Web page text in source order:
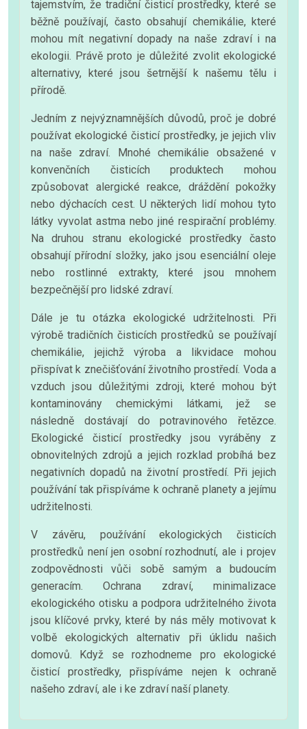
tajemstvím, že tradiční čisticí prostředky, které se
běžně používají, často obsahují chemikálie, které
mohou mít negativní dopady na naše zdraví i na
ekologii. Právě proto je důležité zvolit ekologické
alternativy, které jsou šetrnější k našemu tělu i
přírodě.
Jedním z nejvýznamnějších důvodů, proč je dobré
používat ekologické čisticí prostředky, je jejich vliv
na naše zdraví. Mnohé chemikálie obsažené v
konvenčních čisticích produktech mohou
způsobovat alergické reakce, dráždění pokožky
nebo dýchacích cest. U některých lidí mohou tyto
látky vyvolat astma nebo jiné respirační problémy.
Na druhou stranu ekologické prostředky často
obsahují přírodní složky, jako jsou esenciální oleje
nebo rostlinné extrakty, které jsou mnohem
bezpečnější pro lidské zdraví.
Dále je tu otázka ekologické udržitelnosti. Při
výrobě tradičních čisticích prostředků se používají
chemikálie, jejichž výroba a likvidace mohou
přispívat k znečišťování životního prostředí. Voda a
vzduch jsou důležitými zdroji, které mohou být
kontaminovány chemickými látkami, jež se
následně dostávají do potravinového řetězce.
Ekologické čisticí prostředky jsou vyráběny z
obnovitelných zdrojů a jejich rozklad probíhá bez
negativních dopadů na životní prostředí. Při jejich
používání tak přispíváme k ochraně planety a jejímu
udržitelnosti.
V závěru, používání ekologických čisticích
prostředků není jen osobní rozhodnutí, ale i projev
zodpovědnosti vůči sobě samým a budoucím
generacím. Ochrana zdraví, minimalizace
ekologického otisku a podpora udržitelného života
jsou klíčové prvky, které by nás měly motivovat k
volbě ekologických alternativ při úklidu našich
domovů. Když se rozhodneme pro ekologické
čisticí prostředky, přispíváme nejen k ochraně
našeho zdraví, ale i ke zdraví naší planety.